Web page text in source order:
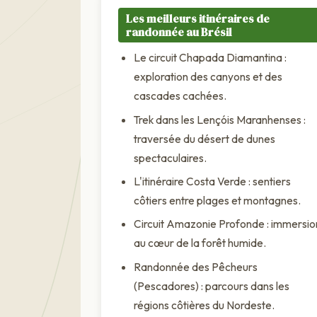
Les meilleurs itinéraires de
randonnée au Brésil
Le circuit Chapada Diamantina :
exploration des canyons et des
cascades cachées.
Trek dans les Lençóis Maranhenses :
traversée du désert de dunes
spectaculaires.
L'itinéraire Costa Verde : sentiers
côtiers entre plages et montagnes.
Circuit Amazonie Profonde :
au cœur de la forêt humide.
Randonnée des Pêcheurs
(Pescadores) : parcours dans les
régions côtières du Nordeste.